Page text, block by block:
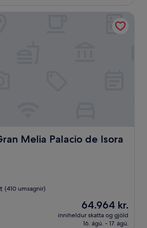
Melia Palacio de Isora
Palacio de Isora - Adults Only
(410 umsagnir)
Verðið
er
64.964 kr.
64.964 kr.
inniheldur skatta og gjöld
16. ágú. - 17. ágú.
Palacio de Isora - Adults Only